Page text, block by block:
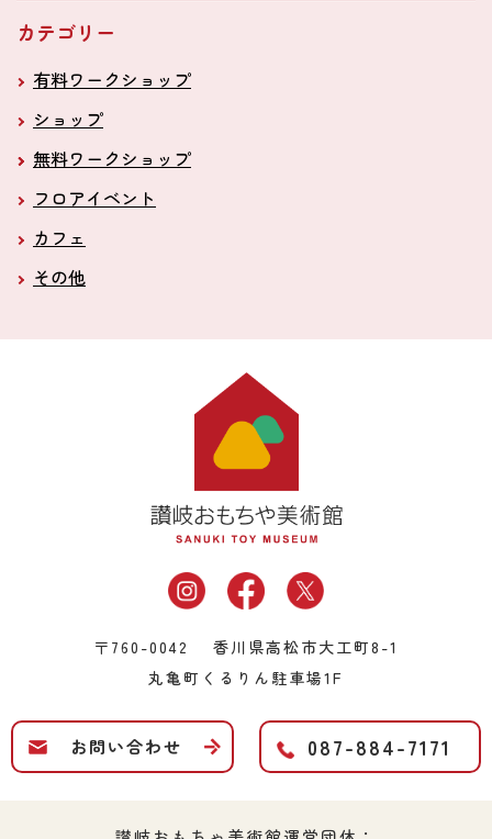
カテゴリー
有料ワークショップ
ショップ
無料ワークショップ
フロアイベント
カフェ
その他
〒760-0042 香川県高松市大工町8-1
丸亀町くるりん駐車場1F
お問い合わせ 087-884-7171